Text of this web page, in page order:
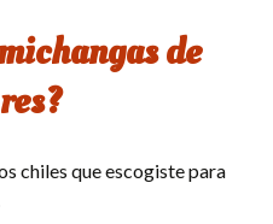
de
chiles que escogiste para